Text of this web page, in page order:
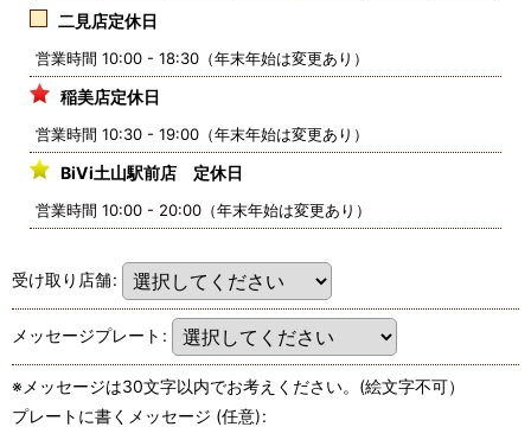
二見店定休日
営業時間 10:00 - 18:30（年末年始は変更あり）
稲美店定休日
営業時間 10:30 - 19:00（年末年始は変更あり）
BiVi土山駅前店 定休日
営業時間 10:00 - 20:00（年末年始は変更あり）
受け取り店舗:
メッセージプレート :
※メッセージは30文字以内でお考えください。(絵文字不可）
プレートに書くメッセージ (任意):